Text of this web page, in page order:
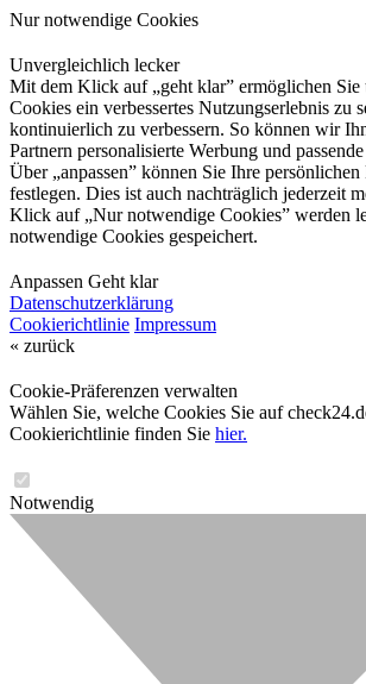
Nur notwendige Cookies
Unvergleichlich lecker
Mit dem Klick auf „geht klar” ermöglichen Sie
Cookies ein verbessertes Nutzungserlebnis zu
kontinuierlich zu verbessern. So können wir
Partnern personalisierte Werbung und
Über „anpassen” können Sie Ihre persönlichen
festlegen. Dies ist auch nachträglich jederzeit
Klick auf „Nur notwendige Cookies” werden
notwendige Cookies gespeichert.
Anpassen Geht klar
Datenschutzerklärung
Cookierichtlinie Impressum
« zurück
Cookie-Präferenzen verwalten
Wählen Sie, welche Cookies Sie auf
Cookierichtlinie finden Sie hier.
Notwendig